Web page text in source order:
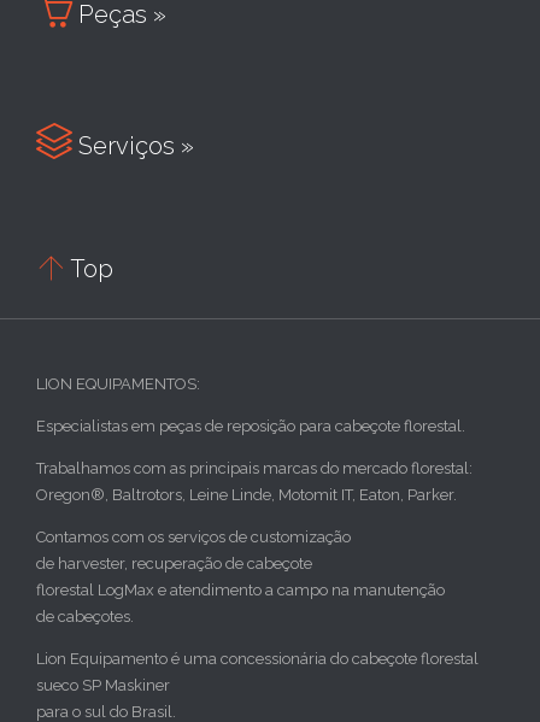
 Peças »
 Serviços »
 Top
LION EQUIPAMENTOS:
Especialistas em peças de reposição para cabeçote florestal.
Trabalhamos com as principais marcas do mercado florestal:
Oregon®, Baltrotors, Leine Linde, Motomit IT, Eaton, Parker.
Contamos com os serviços de customização
de harvester, recuperação de cabeçote
florestal LogMax e atendimento a campo na manutenção
de cabeçotes.
Lion Equipamento é uma concessionária do cabeçote florestal
sueco SP Maskiner
para o sul do Brasil.